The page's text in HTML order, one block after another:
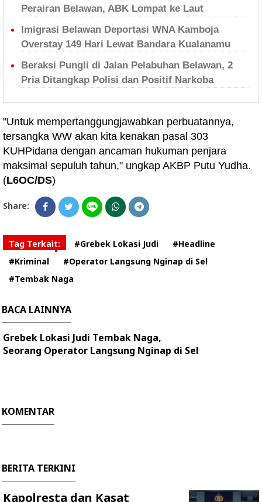
Perairan Belawan, ABK Lompat ke Laut
Imigrasi Belawan Deportasi WNA Kamboja
Overstay 149 Hari Lewat Bandara Kualanamu
Beraksi Pungli di Jalan Pelabuhan Belawan, 2
Pria Ditangkap Polisi dan Positif Narkoba
"Untuk mempertanggungjawabkan perbuatannya,
tersangka WW akan kita kenakan pasal 303
KUHPidana dengan ancaman hukuman penjara
maksimal sepuluh tahun," ungkap AKBP Putu Yudha.
(L6OC/DS)
Share:
Tag Terkait: #Grebek Lokasi Judi
#Headline
#Kriminal
#Operator Langsung Nginap di Sel
#Tembak Naga
BACA LAINNYA
Grebek Lokasi Judi Tembak Naga,
Seorang Operator Langsung Nginap di Sel
KOMENTAR
BERITA TERKINI
Kapolresta dan Kasat